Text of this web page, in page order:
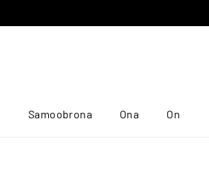
Samoobrona Ona On